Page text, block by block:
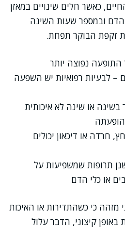
כאשר חלים שינויים במאזן
הדם ובמספר שעות השינה
זקפת הבוקר תפחת.
התופעה נפוצה יותר
– לבעיות רפואיות יש השפעה
או שינה לא איכותית
חרדה או דיכאון יכולים
תרופות שמשפיעות על
או כלי הדם
מזהה כי כשהתדירות או האיכות
קיצוני, הדבר עלול